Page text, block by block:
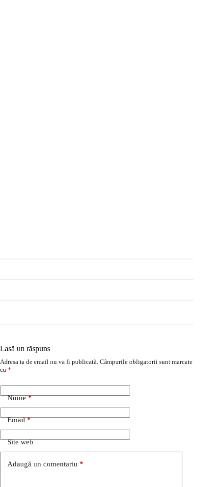
Lasă un răspuns
Adresa ta de email nu va fi publicată. Câmpurile obligatorii sunt marcate
cu *
Nume*
Email*
Site web
Adaugă un comentariu *